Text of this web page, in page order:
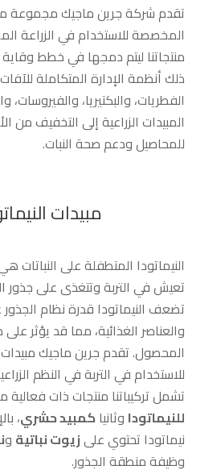
تقدم شركة جرين ماجيك مجموعة
المخصصة للاستخدام في الزراعة
منتجاتنا ليتم دمجها في خطط
الفطريات، والبكتيريا، والفيروسات،
المبيدات الزراعية إلى التخفيف من
للمحاصيل ودعم صحة النبات.
مبيدات
النيماتودا المتطفلة على النباتات
تعيش في التربة وتتغذى على جذور
تضعف النيماتودا قدرة نظام
والعناصر الغذائية، مما قد يؤثر على
المحصول. تقدم جرين ماجيك
للاستخدام في التربة في النظم
تشمل تركيباتنا منتجات ذات فعالية
للنيماتودا وثانيا كمبيد حشري،
نيماتودا تحتوي علىزيوت نباتية و
وظيفة منطقة الجذور.